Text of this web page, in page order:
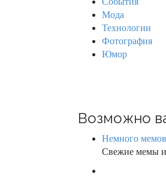
o
Мода
Технологии
Фотография
Юмор
Возможно
Немного
Свежие мемы и